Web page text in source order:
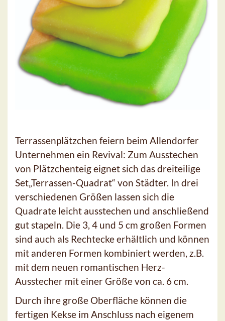
Terrassenplätzchen feiern beim Allendorfer
Unternehmen ein Revival: Zum Ausstechen
von Plätzchenteig eignet sich das dreiteilige
Set„Terrassen-Quadrat“ von Städter. In drei
verschiedenen Größen lassen sich die
Quadrate leicht ausstechen und anschließend
gut stapeln. Die 3, 4 und 5 cm großen Formen
sind auch als Rechtecke erhältlich und können
mit anderen Formen kombiniert werden, z.B.
mit dem neuen romantischen Herz-
Ausstecher mit einer Größe von ca. 6 cm.
Durch ihre große Oberfläche können die
fertigen Kekse im Anschluss nach eigenem